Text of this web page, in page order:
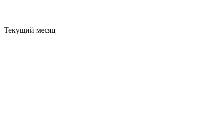
Текущий месяц